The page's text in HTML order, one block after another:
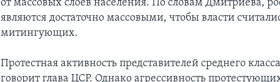
от массовых слоев населения. По словам Дмитриева,
являются достаточно массовыми, чтобы власти
митингующих.
Протестная активность представителей среднего
говорит глава ЦСР. Однако агрессивность